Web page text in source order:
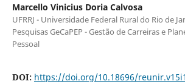
Marcello Vinicius Doria Calvosa
UFRRJ - Universidade Federal Rural do Rio de
Pesquisas GeCaPEP - Gestão de Carreiras e
Pessoal
DOI: https://doi.org/10.18696/